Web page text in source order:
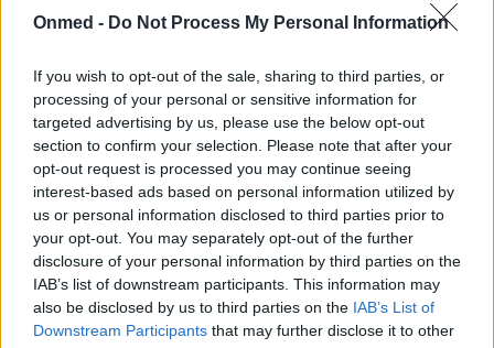
Onmed - Do Not Process My Personal Information
If you wish to opt-out of the sale, sharing to third parties, or
processing of your personal or sensitive information for
targeted advertising by us, please use the below opt-out
section to confirm your selection. Please note that after your
opt-out request is processed you may continue seeing
interest-based ads based on personal information utilized by
us or personal information disclosed to third parties prior to
your opt-out. You may separately opt-out of the further
disclosure of your personal information by third parties on the
IAB’s list of downstream participants. This information may
also be disclosed by us to third parties on the IAB’s List of
Downstream Participants that may further disclose it to other